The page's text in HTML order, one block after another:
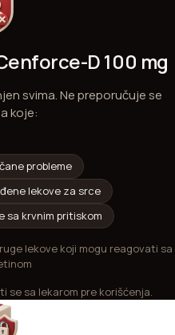
D 100 mg
svima. Ne preporučuje se
koje:
probleme
lekove za srce
sa krvnim pritiskom
lekove koji mogu reagovati sa
se sa lekarom pre korišćenja.